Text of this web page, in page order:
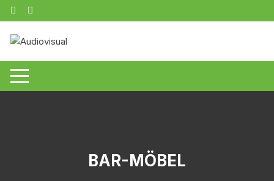
Zum
Inhalt
springen
BAR-MÖBEL